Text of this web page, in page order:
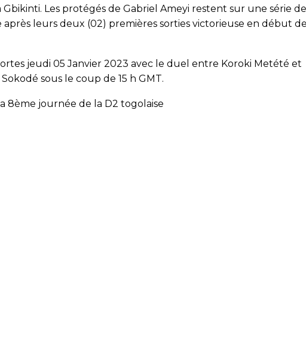
Gbikinti. Les protégés de Gabriel Ameyi restent sur une série de
après leurs deux (02) premières sorties victorieuse en début de
jeudi 05 Janvier 2023 avec le duel entre Koroki Metété et
sous le coup de 15 h GMT.
8ème journée de la D2 togolaise